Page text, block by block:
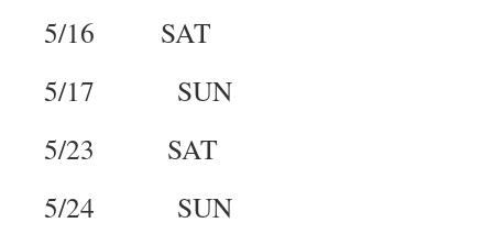
5/16 SAT
5/17 SUN
5/23 SAT
5/24 SUN